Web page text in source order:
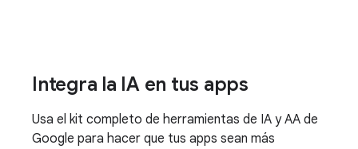
Integra la IA en tus apps
Usa el kit completo de herramientas de IA y AA de
Google para hacer que tus apps sean más